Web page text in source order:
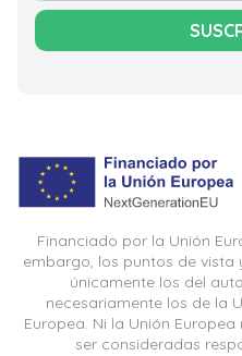
Financiado por la Unión
embargo, los puntos de vista
únicamente los del
necesariamente los de la
Europea. Ni la Unión
ser consideradas